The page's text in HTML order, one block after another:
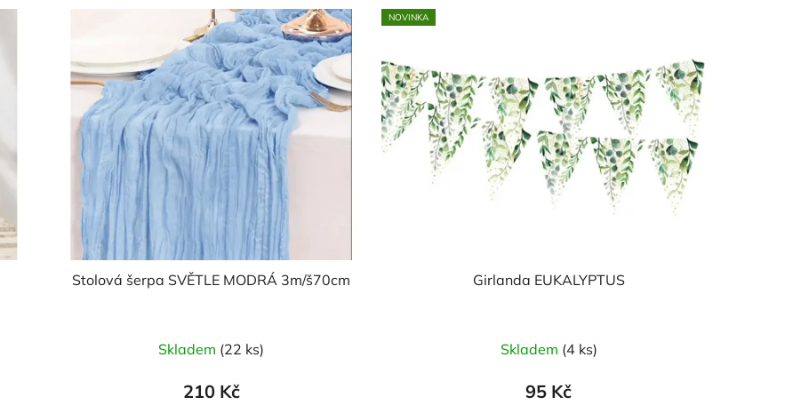
Stolová šerpa SVĚTLE MODRÁ 3m/š70cm
hodnocení
produktu
Skladem (22 ks)
210 Kč
NOVINKA
Girlanda EUKALYPTUS
Skladem (4 ks)
95 Kč